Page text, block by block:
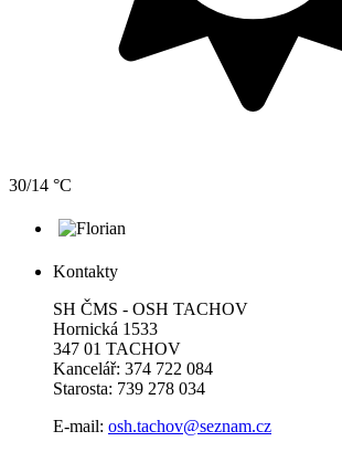
30/14 °C
Kontakty
SH ČMS - OSH TACHOV
Hornická 1533
347 01 TACHOV
Kancelář: 374 722 084
Starosta: 739 278 034
E-mail: osh.tachov@seznam.cz